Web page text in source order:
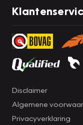
Disclaimer
Algemene
Privacyverklaring